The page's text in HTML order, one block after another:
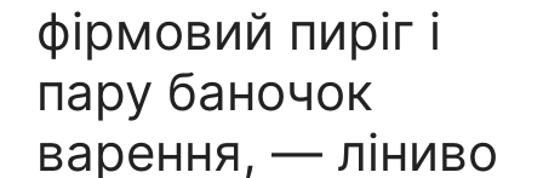
фірмовий пиріг і
пару баночок
варення, — ліниво